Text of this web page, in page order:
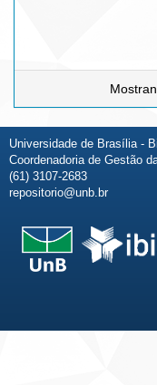
Universidade de Brasília -
Coordenadoria de Gestão
(61) 3107-2683
repositorio@unb.br